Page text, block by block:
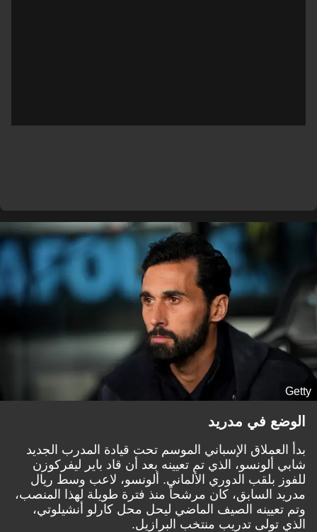
Getty
الوضع في مدريد
بدأ العملاق الإسباني الموسم تحت قيادة المدرب الجديد
شابي ألونسو، الذي تم تعيينه بعد أن قاد باير ليفركوزن
للفوز بلقب الدوري الألماني. ألونسو، لاعب وسط ريال
مدريد السابق، كان مرشحاً منذ فترة طويلة لهذا المنصب،
وتم تعيينه الصيف الماضي ليحل محل كارلو أنشيلوتي،
الذي تولى تدريب منتخب البرازيل.